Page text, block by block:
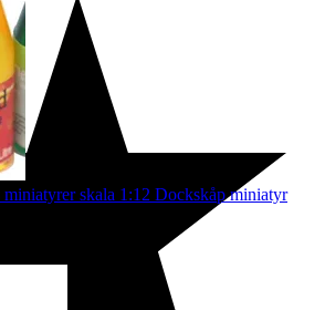
skala 1:12 Dockskåp miniatyr